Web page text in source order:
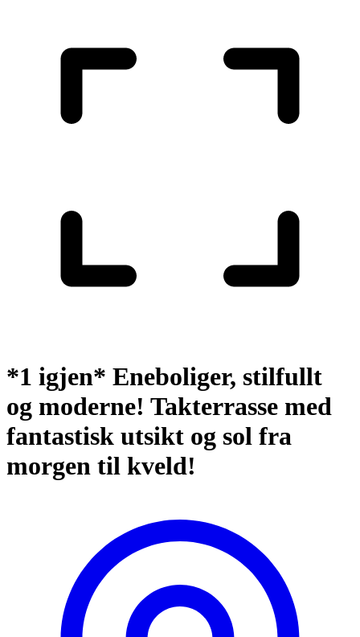
*1 igjen* Eneboliger, stilfullt
og moderne! Takterrasse med
fantastisk utsikt og sol fra
morgen til kveld!